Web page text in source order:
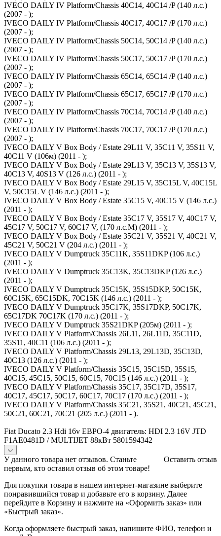
IVECO DAILY IV Platform/Chassis 40C14, 40C14 /P (140 л.с.)
(2007 - );
IVECO DAILY IV Platform/Chassis 40C17, 40C17 /P (170 л.с.)
(2007 - );
IVECO DAILY IV Platform/Chassis 50C14, 50C14 /P (140 л.с.)
(2007 - );
IVECO DAILY IV Platform/Chassis 50C17, 50C17 /P (170 л.с.)
(2007 - );
IVECO DAILY IV Platform/Chassis 65C14, 65C14 /P (140 л.с.)
(2007 - );
IVECO DAILY IV Platform/Chassis 65C17, 65C17 /P (170 л.с.)
(2007 - );
IVECO DAILY IV Platform/Chassis 70C14, 70C14 /P (140 л.с.)
(2007 - );
IVECO DAILY IV Platform/Chassis 70C17, 70C17 /P (170 л.с.)
(2007 - );
IVECO DAILY V Box Body / Estate 29L11 V, 35C11 V, 35S11 V,
40C11 V (106м) (2011 - );
IVECO DAILY V Box Body / Estate 29L13 V, 35C13 V, 35S13 V,
40C13 V, 40S13 V (126 л.с.) (2011 - );
IVECO DAILY V Box Body / Estate 29L15 V, 35C15L V, 40C15L
V, 50C15L V (146 л.с.) (2011 - );
IVECO DAILY V Box Body / Estate 35C15 V, 40C15 V (146 л.с.)
(2011 - );
IVECO DAILY V Box Body / Estate 35C17 V, 35S17 V, 40C17 V,
45C17 V, 50C17 V, 60C17 V, (170 л.с.M) (2011 - );
IVECO DAILY V Box Body / Estate 35C21 V, 35S21 V, 40C21 V,
45C21 V, 50C21 V (204 л.с.) (2011 - );
IVECO DAILY V Dumptruck 35C11K, 35S11DKP (106 л.с.)
(2011 - );
IVECO DAILY V Dumptruck 35C13K, 35C13DKP (126 л.с.)
(2011 - );
IVECO DAILY V Dumptruck 35C15K, 35S15DKP, 50C15K,
60C15K, 65C15DK, 70C15K (146 л.с.) (2011 - );
IVECO DAILY V Dumptruck 35C17K, 35S17DKP, 50C17K,
65C17DK 70C17K (170 л.с.) (2011 - );
IVECO DAILY V Dumptruck 35S21DKP (205м) (2011 - );
IVECO DAILY V Platform/Chassis 26L11, 26L11D, 35C11D,
35S11, 40C11 (106 л.с.) (2011 - );
IVECO DAILY V Platform/Chassis 29L13, 29L13D, 35C13D,
40C13 (126 л.с.) (2011 - );
IVECO DAILY V Platform/Chassis 35C15, 35C15D, 35S15,
40C15, 45C15, 50C15, 60C15, 70C15 (146 л.с.) (2011 - );
IVECO DAILY V Platform/Chassis 35C17, 35C17D, 35S17,
40C17, 45C17, 50C17, 60C17, 70C17 (170 л.с.) (2011 - );
IVECO DAILY V Platform/Chassis 35C21, 35S21, 40C21, 45C21,
50C21, 60C21, 70C21 (205 л.с.) (2011 - ).
Fiat Ducato 2.3 Hdi 16v ЕВРО-4 двигатель: HDI 2.3 16V JTD
F1AE0481D / MULTIJET 88кВт 5801594342
Оставить отзыв
У данного товара нет отзывов. Станьте
первым, кто оставил отзыв об этом товаре!
Для покупки товара в нашем интернет-магазине выберите
понравившийся товар и добавьте его в корзину. Далее
перейдите в Корзину и нажмите на «Оформить заказ» или
«Быстрый заказ».
Когда оформляете быстрый заказ, напишите ФИО, телефон и